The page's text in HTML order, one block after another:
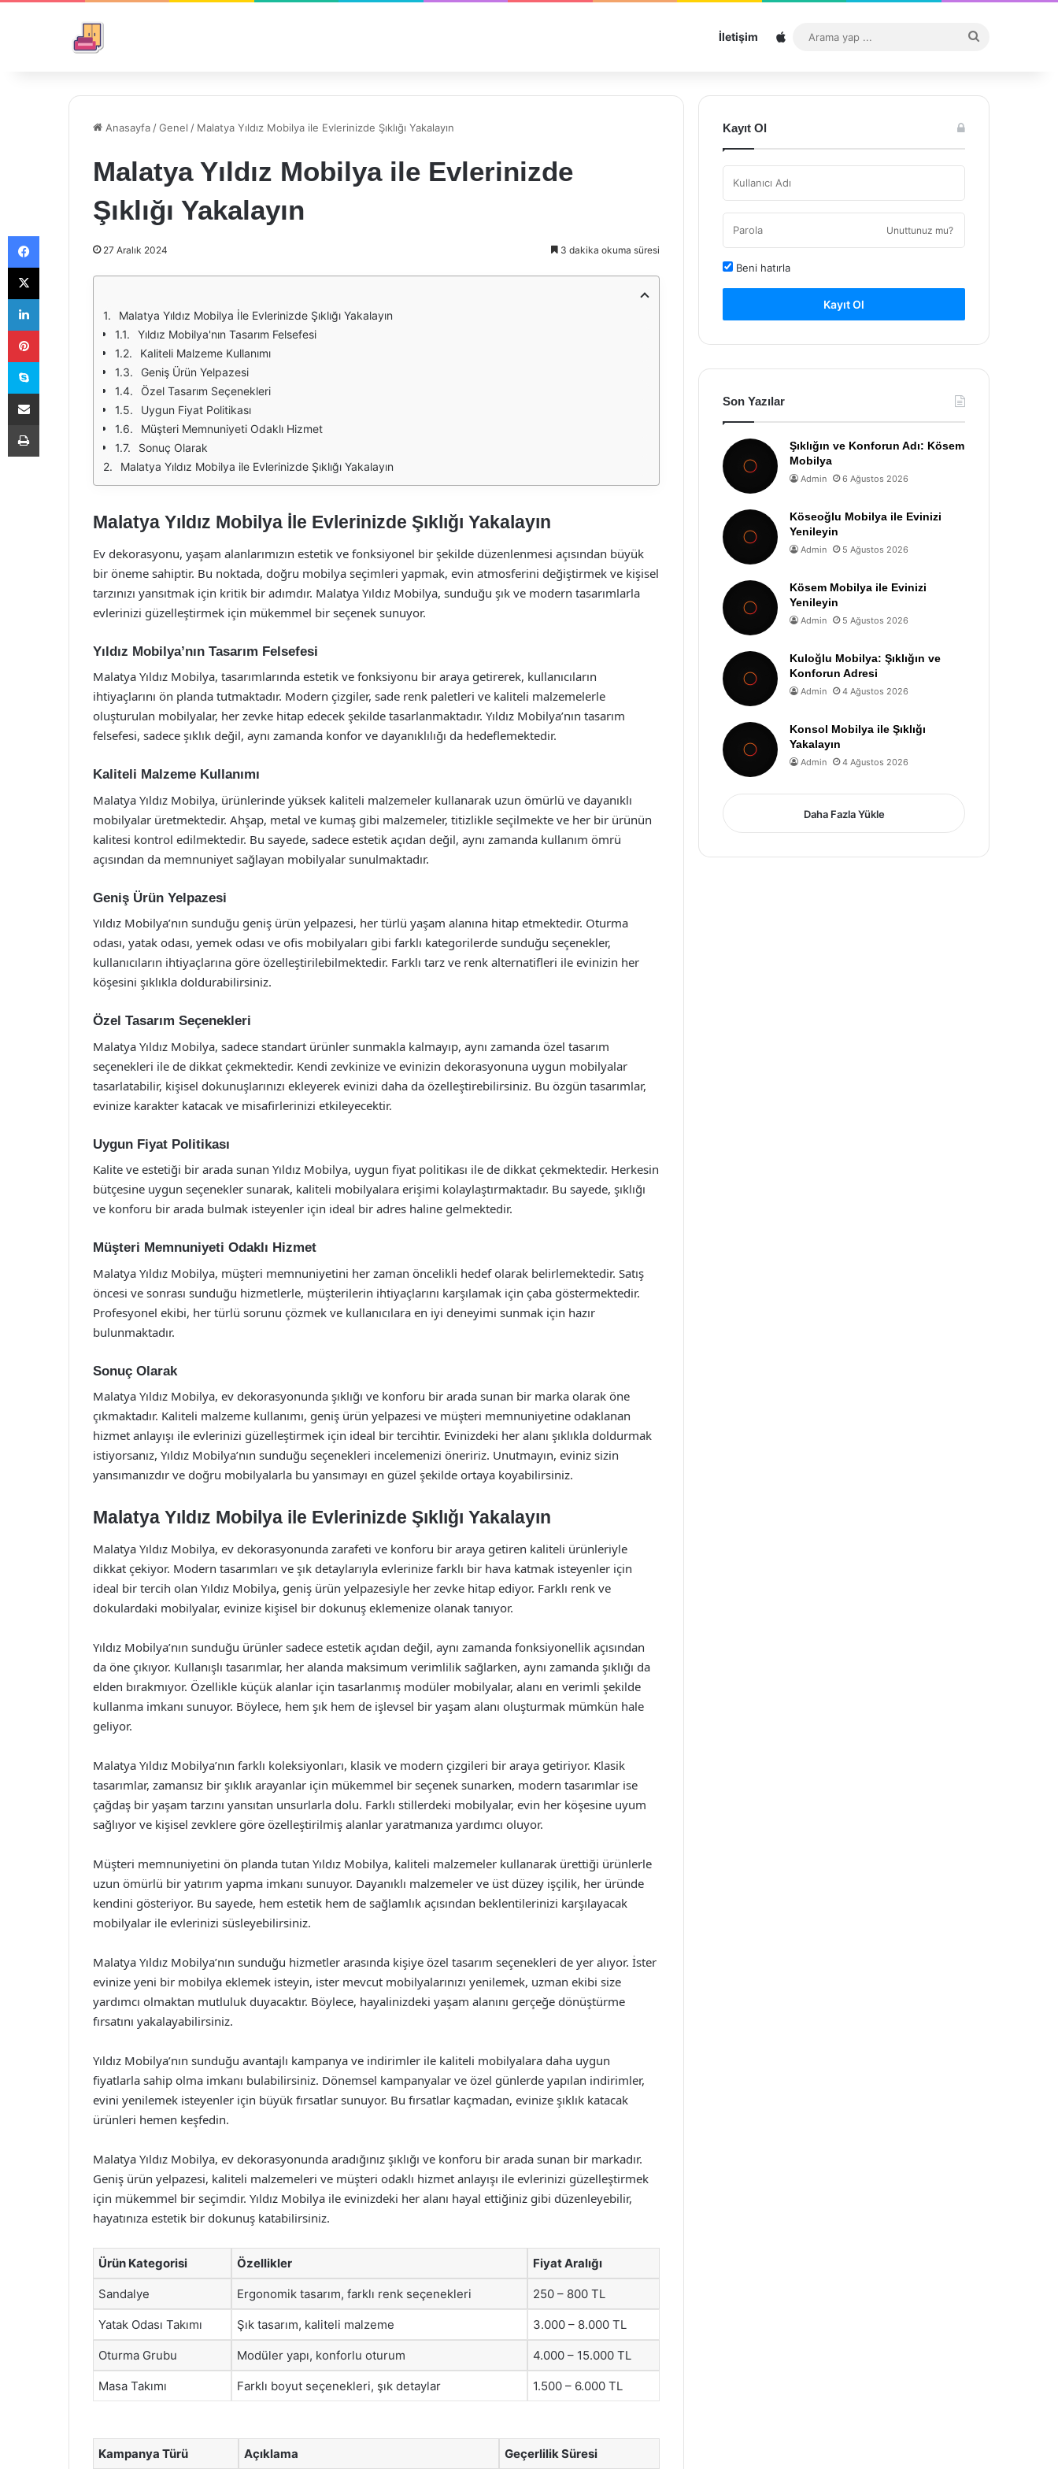
İletişim Sitemap
...
Anasayfa /Genel / Malatya Yıldız Mobilya ile Evlerinizde Şıklığı Yakalayın
Malatya Yıldız Mobilya ile Evlerinizde
Şıklığı Yakalayın
27 Aralık 2024 3 dakika okuma süresi
Malatya Yıldız Mobilya İle Evlerinizde Şıklığı Yakalayın
Yıldız Mobilya'nın Tasarım Felsefesi
Kaliteli Malzeme Kullanımı
Geniş Ürün Yelpazesi
Özel Tasarım Seçenekleri
Uygun Fiyat Politikası
Müşteri Memnuniyeti Odaklı Hizmet
Sonuç Olarak
Malatya Yıldız Mobilya ile Evlerinizde Şıklığı Yakalayın
Malatya Yıldız Mobilya İle Evlerinizde Şıklığı Yakalayın
Ev dekorasyonu, yaşam alanlarımızın estetik ve fonksiyonel bir şekilde düzenlenmesi açısından büyük
bir öneme sahiptir. Bu noktada, doğru mobilya seçimleri yapmak, evin atmosferini değiştirmek ve kişisel
tarzınızı yansıtmak için kritik bir adımdır. Malatya Yıldız Mobilya, sunduğu şık ve modern tasarımlarla
evlerinizi güzelleştirmek için mükemmel bir seçenek sunuyor.
Yıldız Mobilya’nın Tasarım Felsefesi
Malatya Yıldız Mobilya, tasarımlarında estetik ve fonksiyonu bir araya getirerek, kullanıcıların
ihtiyaçlarını ön planda tutmaktadır. Modern çizgiler, sade renk paletleri ve kaliteli malzemelerle
oluşturulan mobilyalar, her zevke hitap edecek şekilde tasarlanmaktadır. Yıldız Mobilya’nın tasarım
felsefesi, sadece şıklık değil, aynı zamanda konfor ve dayanıklılığı da hedeflemektedir.
Kaliteli Malzeme Kullanımı
Malatya Yıldız Mobilya, ürünlerinde yüksek kaliteli malzemeler kullanarak uzun ömürlü ve dayanıklı
mobilyalar üretmektedir. Ahşap, metal ve kumaş gibi malzemeler, titizlikle seçilmekte ve her bir ürünün
kalitesi kontrol edilmektedir. Bu sayede, sadece estetik açıdan değil, aynı zamanda kullanım ömrü
açısından da memnuniyet sağlayan mobilyalar sunulmaktadır.
Geniş Ürün Yelpazesi
Yıldız Mobilya’nın sunduğu geniş ürün yelpazesi, her türlü yaşam alanına hitap etmektedir. Oturma
odası, yatak odası, yemek odası ve ofis mobilyaları gibi farklı kategorilerde sunduğu seçenekler,
kullanıcıların ihtiyaçlarına göre özelleştirilebilmektedir. Farklı tarz ve renk alternatifleri ile evinizin her
köşesini şıklıkla doldurabilirsiniz.
Özel Tasarım Seçenekleri
Malatya Yıldız Mobilya, sadece standart ürünler sunmakla kalmayıp, aynı zamanda özel tasarım
seçenekleri ile de dikkat çekmektedir. Kendi zevkinize ve evinizin dekorasyonuna uygun mobilyalar
tasarlatabilir, kişisel dokunuşlarınızı ekleyerek evinizi daha da özelleştirebilirsiniz. Bu özgün tasarımlar,
evinize karakter katacak ve misafirlerinizi etkileyecektir.
Uygun Fiyat Politikası
Kalite ve estetiği bir arada sunan Yıldız Mobilya, uygun fiyat politikası ile de dikkat çekmektedir. Herkesin
bütçesine uygun seçenekler sunarak, kaliteli mobilyalara erişimi kolaylaştırmaktadır. Bu sayede, şıklığı
ve konforu bir arada bulmak isteyenler için ideal bir adres haline gelmektedir.
Müşteri Memnuniyeti Odaklı Hizmet
Malatya Yıldız Mobilya, müşteri memnuniyetini her zaman öncelikli hedef olarak belirlemektedir. Satış
öncesi ve sonrası sunduğu hizmetlerle, müşterilerin ihtiyaçlarını karşılamak için çaba göstermektedir.
Profesyonel ekibi, her türlü sorunu çözmek ve kullanıcılara en iyi deneyimi sunmak için hazır
bulunmaktadır.
Sonuç Olarak
Malatya Yıldız Mobilya, ev dekorasyonunda şıklığı ve konforu bir arada sunan bir marka olarak öne
çıkmaktadır. Kaliteli malzeme kullanımı, geniş ürün yelpazesi ve müşteri memnuniyetine odaklanan
hizmet anlayışı ile evlerinizi güzelleştirmek için ideal bir tercihtir. Evinizdeki her alanı şıklıkla doldurmak
istiyorsanız, Yıldız Mobilya’nın sunduğu seçenekleri incelemenizi öneririz. Unutmayın, eviniz sizin
yansımanızdır ve doğru mobilyalarla bu yansımayı en güzel şekilde ortaya koyabilirsiniz.
Malatya Yıldız Mobilya ile Evlerinizde Şıklığı Yakalayın
Malatya Yıldız Mobilya, ev dekorasyonunda zarafeti ve konforu bir araya getiren kaliteli ürünleriyle
dikkat çekiyor. Modern tasarımları ve şık detaylarıyla evlerinize farklı bir hava katmak isteyenler için
ideal bir tercih olan Yıldız Mobilya, geniş ürün yelpazesiyle her zevke hitap ediyor. Farklı renk ve
dokulardaki mobilyalar, evinize kişisel bir dokunuş eklemenize olanak tanıyor.
Yıldız Mobilya’nın sunduğu ürünler sadece estetik açıdan değil, aynı zamanda fonksiyonellik açısından
da öne çıkıyor. Kullanışlı tasarımlar, her alanda maksimum verimlilik sağlarken, aynı zamanda şıklığı da
elden bırakmıyor. Özellikle küçük alanlar için tasarlanmış modüler mobilyalar, alanı en verimli şekilde
kullanma imkanı sunuyor. Böylece, hem şık hem de işlevsel bir yaşam alanı oluşturmak mümkün hale
geliyor.
Malatya Yıldız Mobilya’nın farklı koleksiyonları, klasik ve modern çizgileri bir araya getiriyor. Klasik
tasarımlar, zamansız bir şıklık arayanlar için mükemmel bir seçenek sunarken, modern tasarımlar ise
çağdaş bir yaşam tarzını yansıtan unsurlarla dolu. Farklı stillerdeki mobilyalar, evin her köşesine uyum
sağlıyor ve kişisel zevklere göre özelleştirilmiş alanlar yaratmanıza yardımcı oluyor.
Müşteri memnuniyetini ön planda tutan Yıldız Mobilya, kaliteli malzemeler kullanarak ürettiği ürünlerle
uzun ömürlü bir yatırım yapma imkanı sunuyor. Dayanıklı malzemeler ve üst düzey işçilik, her üründe
kendini gösteriyor. Bu sayede, hem estetik hem de sağlamlık açısından beklentilerinizi karşılayacak
mobilyalar ile evlerinizi süsleyebilirsiniz.
Malatya Yıldız Mobilya’nın sunduğu hizmetler arasında kişiye özel tasarım seçenekleri de yer alıyor. İster
evinize yeni bir mobilya eklemek isteyin, ister mevcut mobilyalarınızı yenilemek, uzman ekibi size
yardımcı olmaktan mutluluk duyacaktır. Böylece, hayalinizdeki yaşam alanını gerçeğe dönüştürme
fırsatını yakalayabilirsiniz.
Yıldız Mobilya’nın sunduğu avantajlı kampanya ve indirimler ile kaliteli mobilyalara daha uygun
fiyatlarla sahip olma imkanı bulabilirsiniz. Dönemsel kampanyalar ve özel günlerde yapılan indirimler,
evini yenilemek isteyenler için büyük fırsatlar sunuyor. Bu fırsatlar kaçmadan, evinize şıklık katacak
ürünleri hemen keşfedin.
Malatya Yıldız Mobilya, ev dekorasyonunda aradığınız şıklığı ve konforu bir arada sunan bir markadır.
Geniş ürün yelpazesi, kaliteli malzemeleri ve müşteri odaklı hizmet anlayışı ile evlerinizi güzelleştirmek
için mükemmel bir seçimdir. Yıldız Mobilya ile evinizdeki her alanı hayal ettiğiniz gibi düzenleyebilir,
hayatınıza estetik bir dokunuş katabilirsiniz.
Ürün Kategorisi Özellikler Fiyat Aralığı
Sandalye Ergonomik tasarım, farklı renk seçenekleri 250 – 800 TL
Yatak Odası Takımı Şık tasarım, kaliteli malzeme 3.000 – 8.000 TL
Oturma Grubu Modüler yapı, konforlu oturum 4.000 – 15.000 TL
Masa Takımı Farklı boyut seçenekleri, şık detaylar 1.500 – 6.000 TL
Kampanya Türü Açıklama Geçerlilik Süresi
Kayıt Ol
Unuttunuz mu?
Beni hatırla
Kayıt Ol
Son Yazılar
Şıklığın ve Konforun Adı: Kösem
Mobilya
Admin 6 Ağustos 2026
Köseoğlu Mobilya ile Evinizi
Yenileyin
Admin 5 Ağustos 2026
Kösem Mobilya ile Evinizi
Yenileyin
Admin 5 Ağustos 2026
Kuloğlu Mobilya: Şıklığın ve
Konforun Adresi
Admin 4 Ağustos 2026
Konsol Mobilya ile Şıklığı
Yakalayın
Admin 4 Ağustos 2026
Daha Fazla Yükle
Facebook
X
LinkedIn
Pinterest
Skype
E-Posta ile paylaş